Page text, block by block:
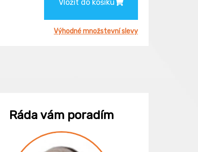
Vložit do košíku
Výhodné množstevní slevy
Ráda vám poradím